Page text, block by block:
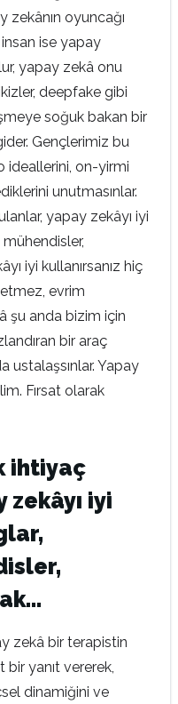
zekânın oyuncağı
ise yapay
yapay zekâ onu
deepfake gibi
soğuk bakan bir
Gençlerimiz bu
ideallerini, on-yirmi
unutmasınlar.
yapay zekâyı iyi
iyi kullanırsanız hiç
evrim
şu anda bizim için
bir araç
ustalaşsınlar. Yapay
Fırsat olarak
ihtiyaç
iyi
zekâ bir terapistin
bir yanıt vererek,
dinamiğini ve